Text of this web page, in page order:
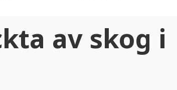
av skog i